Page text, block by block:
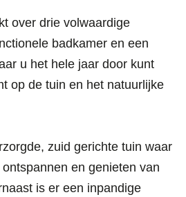
over drie volwaardige
badkamer en een
u het hele jaar door kunt
op de tuin en het natuurlijke
zuid gerichte tuin waar
en genieten van
is er een inpandige